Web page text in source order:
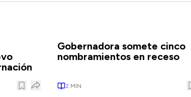
Gobernadora somete cinco
nombramientos en receso
2 MIN